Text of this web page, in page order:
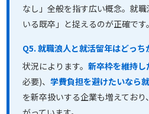
なし」全般を指す広い概念。就
いる既卒」と捉えるのが正確です。
Q5. 就職浪人と就活留年はどっち
状況によります。新卒枠を維持
必要)、学費負担を避けたいなら
を新卒扱いする企業も増えてお